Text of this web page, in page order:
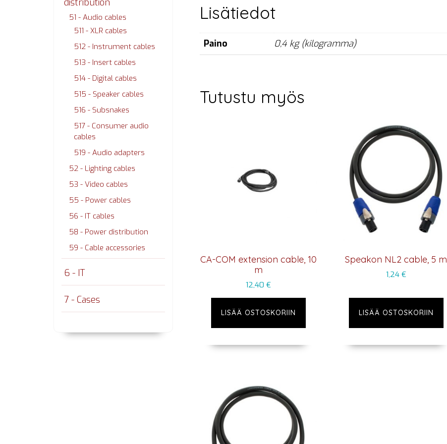
Lisätiedot
Paino 0,4 kg (kilogramma)
Tutustu myös
CA-COM extension cable, 10
m
12,40 €
LISÄÄ OSTOSKORIIN
Speakon NL2 cable, 5 m
1,24 €
LISÄÄ OSTOSKORIIN
distribution
51 - Audio cables
511 - XLR cables
512 - Instrument cables
513 - Insert cables
514 - Digital cables
515 - Speaker cables
516 - Subsnakes
517 - Consumer audio
cables
519 - Audio adapters
52 - Lighting cables
53 - Video cables
55 - Power cables
56 - IT cables
58 - Power distribution
59 - Cable accessories
6 - IT
7 - Cases